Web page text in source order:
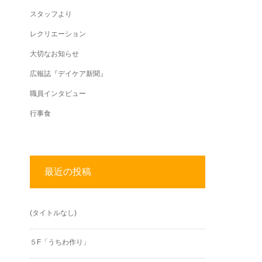
スタッフより
レクリエーション
大切なお知らせ
広報誌『デイケア新聞』
職員インタビュー
行事食
最近の投稿
(タイトルなし)
５F「うちわ作り」